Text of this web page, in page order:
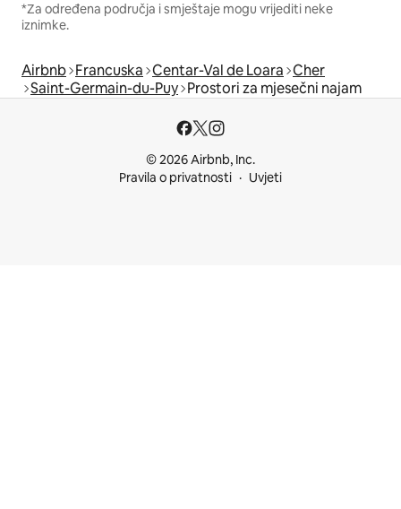
*Za određena područja i smještaje mogu vrijediti neke
iznimke.
Airbnb Francuska Centar-Val de Loara Cher
Saint-Germain-du-Puy Prostori za mjesečni najam
© 2026 Airbnb, Inc.
Pravila o privatnosti
Uvjeti